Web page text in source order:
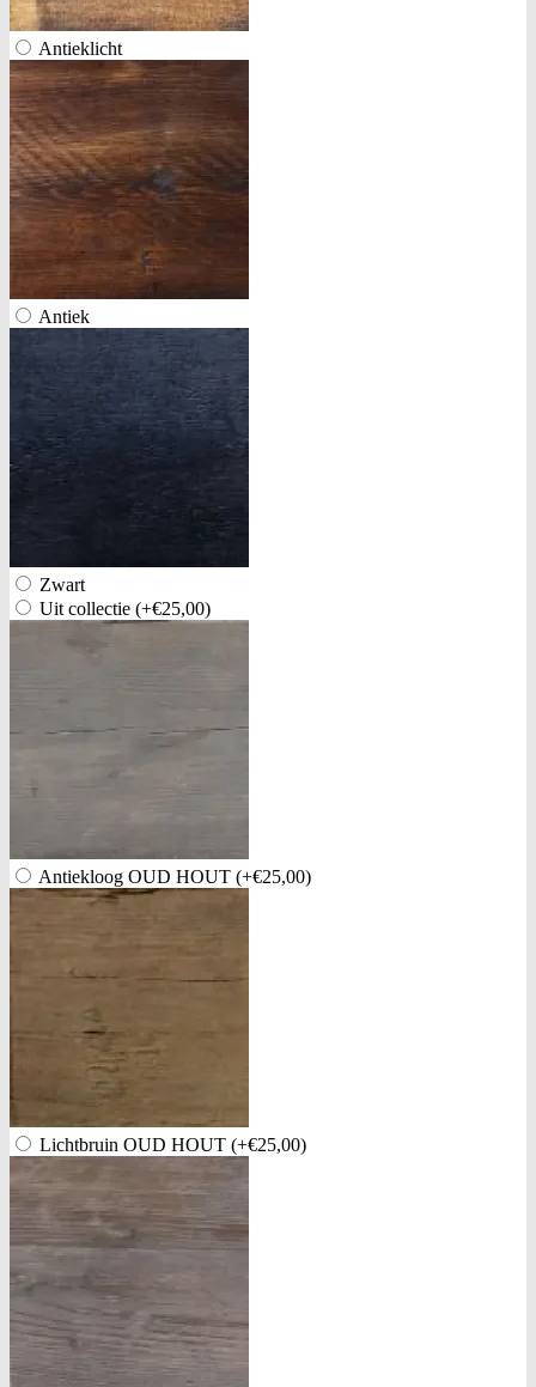
Antieklicht
Antiek
Zwart
Uit collectie (+€25,00)
Antiekloog OUD HOUT (+€25,00)
Lichtbruin OUD HOUT (+€25,00)